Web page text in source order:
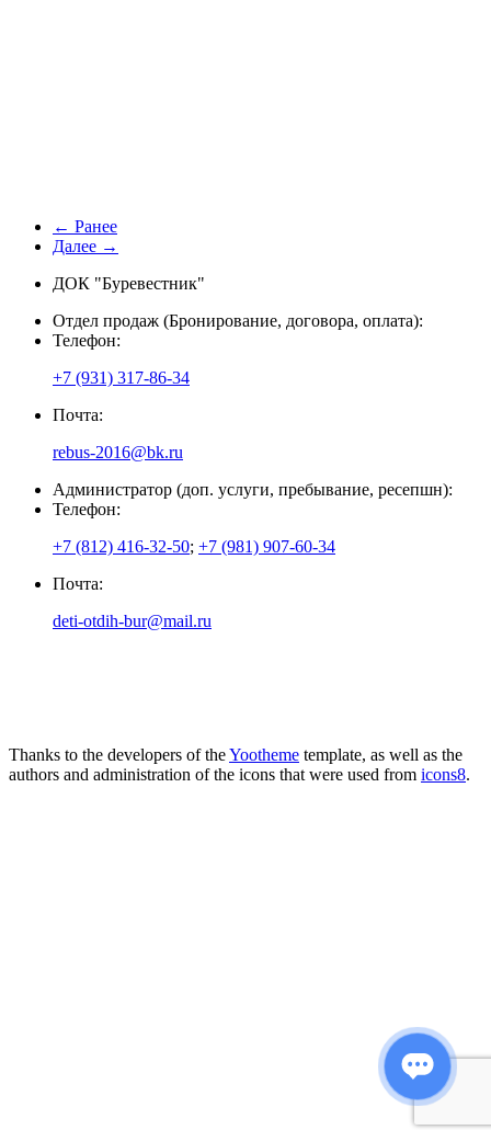
← Ранее
Далее →
ДОК "Буревестник"
Отдел продаж (Бронирование, договора, оплата):
Телефон:
+7 (931) 317-86-34
Почта:
rebus-2016@bk.ru
Администратор (доп. услуги, пребывание, ресепшн):
Телефон:
+7 (812) 416-32-50; +7 (981) 907-60-34
Почта:
deti-otdih-bur@mail.ru
Thanks to the developers of theYootheme template, as well as the
authors and administration of the icons that were used from icons8.